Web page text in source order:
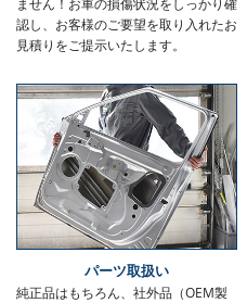
認し、お客様のご要望を取り入れたお
見積りをご提示いたします。
パーツ取扱い
純正品はもちろん、社外品（OEM製